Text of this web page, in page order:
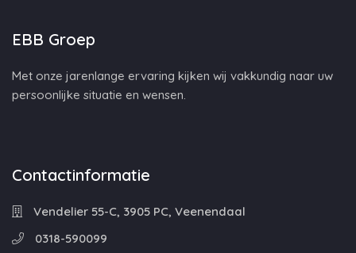
EBB Groep
Met onze jarenlange ervaring kijken wij vakkundig naar uw
persoonlijke situatie en wensen.
Contactinformatie
Vendelier 55-C, 3905 PC, Veenendaal
0318-590099